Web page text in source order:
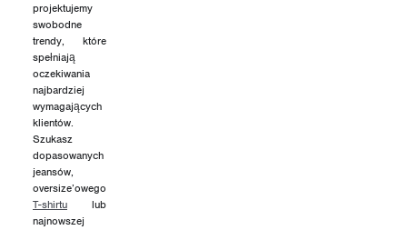
projektujemy
swobodne
trendy, które
spełniają
oczekiwania
najbardziej
wymagających
klientów.
Szukasz
dopasowanych
jeansów,
oversize’owego
T-shirtu lub
najnowszej